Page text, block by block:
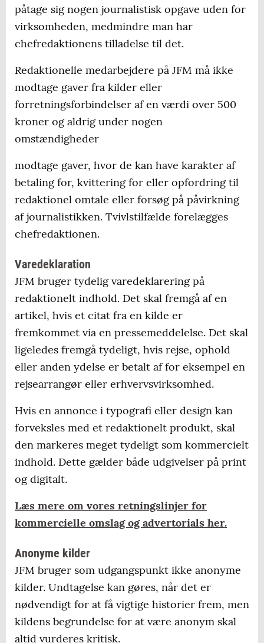
påtage sig nogen journalistisk opgave uden for
virksomheden, medmindre man har
chefredaktionens tilladelse til det.
Redaktionelle medarbejdere på JFM må ikke
modtage gaver fra kilder eller
forretningsforbindelser af en værdi over 500
kroner og aldrig under nogen
omstændigheder
modtage gaver, hvor de kan have karakter af
betaling for, kvittering for eller opfordring til
redaktionel omtale eller forsøg på påvirkning
af journalistikken. Tvivlstilfælde forelægges
chefredaktionen.
Varedeklaration
JFM bruger tydelig varedeklarering på
redaktionelt indhold. Det skal fremgå af en
artikel, hvis et citat fra en kilde er
fremkommet via en pressemeddelelse. Det skal
ligeledes fremgå tydeligt, hvis rejse, ophold
eller anden ydelse er betalt af for eksempel en
rejsearrangør eller erhvervsvirksomhed.
Hvis en annonce i typografi eller design kan
forveksles med et redaktionelt produkt, skal
den markeres meget tydeligt som kommercielt
indhold. Dette gælder både udgivelser på print
og digitalt.
Læs mere om vores retningslinjer for
kommercielle omslag og advertorials her.
Anonyme kilder
JFM bruger som udgangspunkt ikke anonyme
kilder. Undtagelse kan gøres, når det er
nødvendigt for at få vigtige historier frem, men
kildens begrundelse for at være anonym skal
altid vurderes kritisk.